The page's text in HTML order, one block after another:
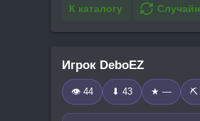
К каталогу
Игрок DeboEZ
👁 44 ⬇ 43 ★ — ⛏️